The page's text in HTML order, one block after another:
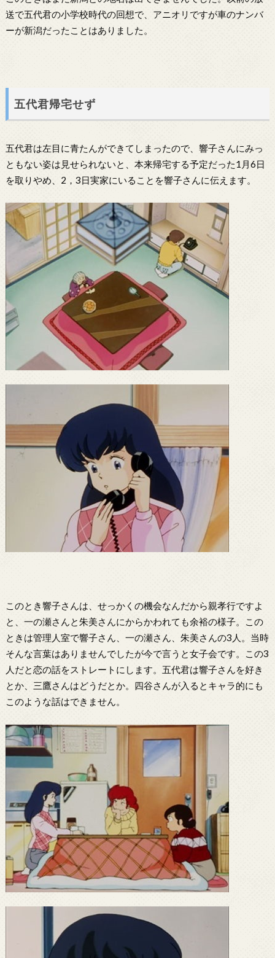
送で五代君の小学校時代の回想で、アニオリですが車のナンバ
ーが新潟だったことはありました。
五代君帰宅せず
五代君は左目に青たんができてしまったので、響子さんにみっ
ともない姿は見せられないと、本来帰宅する予定だった1月6日
を取りやめ、2，3日実家にいることを響子さんに伝えます。
このとき響子さんは、せっかくの機会なんだから親孝行ですよ
と、一の瀬さんと朱美さんにからかわれても余裕の様子。この
ときは管理人室で響子さん、一の瀬さん、朱美さんの3人。当時
そんな言葉はありませんでしたが今で言うと女子会です。この3
人だと恋の話をストレートにします。五代君は響子さんを好き
とか、三鷹さんはどうだとか。四谷さんが入るとキャラ的にも
このような話はできません。